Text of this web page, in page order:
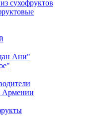
сухофруктов
Ани"
Армении